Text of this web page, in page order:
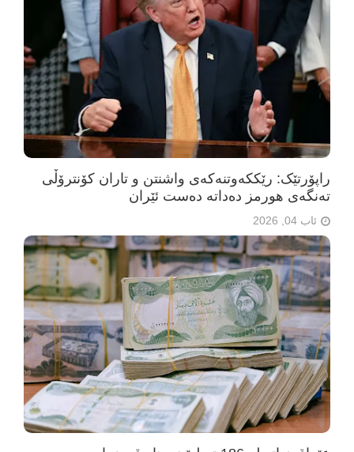
راپۆرتێک: رێککەوتنەکەی واشنتن و تاران کۆنترۆڵی
تەنگەی هورمز دەداتە دەست ئێران
ئاب 04, 2026